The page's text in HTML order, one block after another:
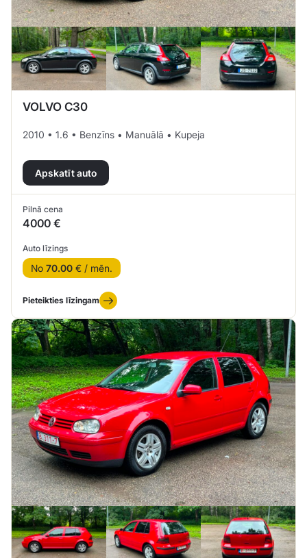
VOLVO C30
2010 • 1.6 • Benzīns • Manuālā • Kupeja
Apskatīt auto
Pilnā cena
4000 €
Auto līzings
No 70.00 € / mēn.
Pieteikties līzingam